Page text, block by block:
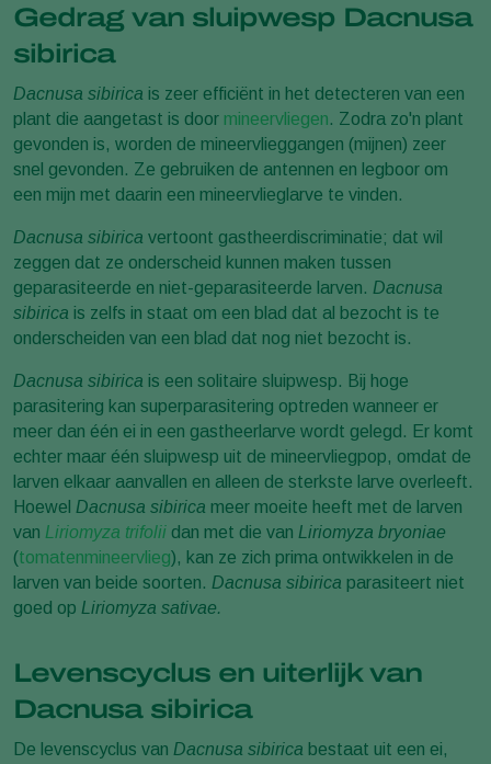
Gedrag van sluipwesp Dacnusa
sibirica
Dacnusa sibirica is zeer efficiënt in het detecteren van een
plant die aangetast is door mineervliegen. Zodra zo'n plant
gevonden is, worden de mineervlieggangen (mijnen) zeer
snel gevonden. Ze gebruiken de antennen en legboor om
een mijn met daarin een mineervlieglarve te vinden.
Dacnusa sibirica vertoont gastheerdiscriminatie; dat wil
zeggen dat ze onderscheid kunnen maken tussen
geparasiteerde en niet-geparasiteerde larven. Dacnusa
sibirica is zelfs in staat om een blad dat al bezocht is te
onderscheiden van een blad dat nog niet bezocht is.
Dacnusa sibirica is een solitaire sluipwesp. Bij hoge
parasitering kan superparasitering optreden wanneer er
meer dan één ei in een gastheerlarve wordt gelegd. Er komt
echter maar één sluipwesp uit de mineervliegpop, omdat de
larven elkaar aanvallen en alleen de sterkste larve overleeft.
Hoewel Dacnusa sibirica meer moeite heeft met de larven
van Liriomyza trifolii dan met die van Liriomyza bryoniae
(tomatenmineervlieg), kan ze zich prima ontwikkelen in de
larven van beide soorten. Dacnusa sibirica parasiteert niet
goed op Liriomyza sativae.
Levenscyclus en uiterlijk van
Dacnusa sibirica
De levenscyclus van Dacnusa sibirica bestaat uit een ei,